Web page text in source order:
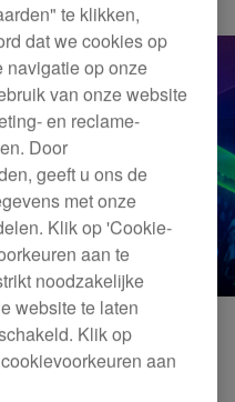
te klikken,
dat we cookies op
navigatie op onze
van onze website
en reclame-
Door
geeft u ons de
met onze
Klik op 'Cookie-
aan te
noodzakelijke
website te laten
Klik op
aan